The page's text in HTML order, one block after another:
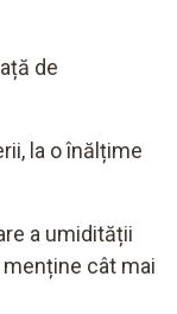
de
la o înălțime
a umidității
cât mai